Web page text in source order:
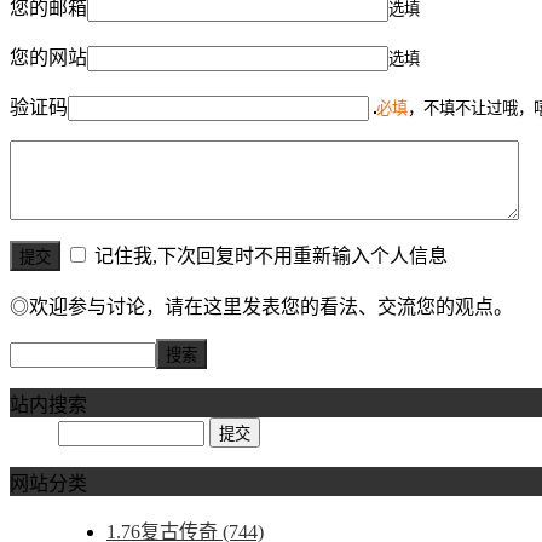
您的邮箱 选填
您的网站 选填
验证码 必填，不填不让过哦，
记住我,下次回复时不用重新输入个人信息
◎欢迎参与讨论，请在这里发表您的看法、交流您的观点。
站内搜索
网站分类
1.76复古传奇 (744)